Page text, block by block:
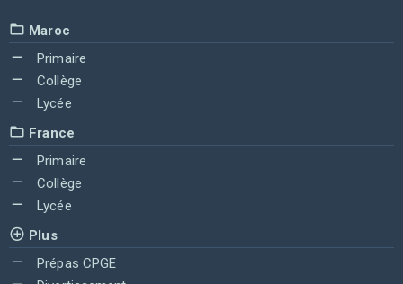
Maroc
Primaire
Collège
Lycée
France
Primaire
Collège
Lycée
Plus
Prépas CPGE